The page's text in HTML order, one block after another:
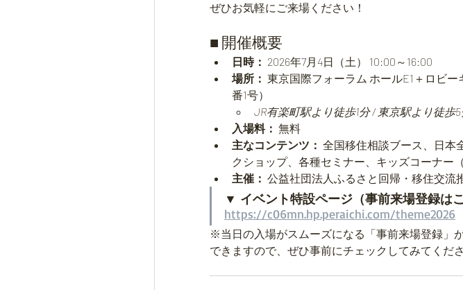
ぜひお気軽にご来場ください！
■ 開催概要
日時： 2026年7月4日（土） 10:00～16:00
場所： 東京国際フォーラム ホールE1＋ロビ
番1号）
JR有楽町駅より徒歩1分 / 東京駅より徒歩
入場料： 無料
主なコンテンツ： 全国移住相談ブース、日本
クショップ、各種セミナー、キッズコーナー
主催： 公益社団法人ふるさと回帰・移住交流
▼ イベント特設ページ（事前来場登録はこ
https://c06mn.hp.peraichi.com/theme2026
※当日の入場がスムーズになる「事前来場登録」
できますので、ぜひ事前にチェックしてみてくださ